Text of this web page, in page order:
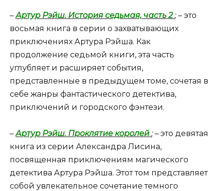
– Артур Рэйш. История седьмая, часть 2;– это
восьмая книга в серии о захватывающих
приключениях Артура Рэйша. Как
продолжение седьмой книги, эта часть
углубляет и расширяет события,
представленные в предыдущем томе, сочетая в
себе жанры фантастического детектива,
приключений и городского фэнтези.
– Артур Рэйш. Проклятие королей ;– это девятая
книга из серии Александра Лисина,
посвященная приключениям магического
детектива Артура Рэйша. Этот том представляет
собой увлекательное сочетание темного